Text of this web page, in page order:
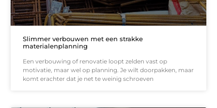
Slimmer verbouwen met een strakke
materialenplanning
Een verbouwing of renovatie loopt zelden vast op
motivatie, maar wel op planning. Je wilt doorpakken, maar
komt erachter dat je net te weinig schroeven